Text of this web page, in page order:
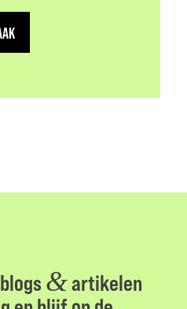
&artikelen